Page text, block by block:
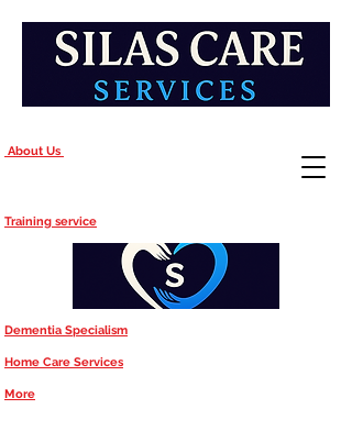
About Us
Training service
Dementia Specialism
Home Care Services
More